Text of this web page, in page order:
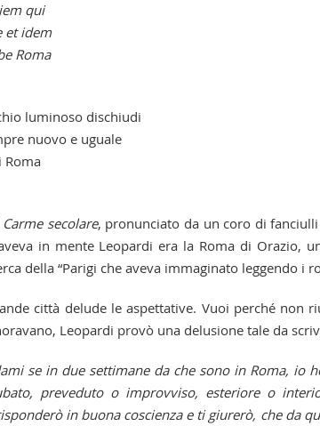
qui
et idem
Roma
luminoso dischiudi
nuovo e uguale
Roma
Carme secolare, pronunciato da un coro di
in mente Leopardi era la Roma di Orazio,
della “Parigi che aveva immaginato leggendo i
città delude le aspettative. Vuoi perché non
Leopardi provò una delusione tale da
se in due settimane da che sono in Roma, io
preveduto o improvviso, esteriore o
in buona coscienza e ti giurerò, che da